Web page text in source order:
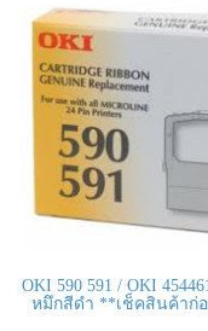
OKI 590 591 / OKI
หมึกสีดำ **เช็คสินค้าก่